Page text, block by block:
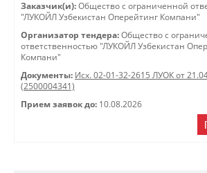
Заказчик(и): Общество с ограниченной
"ЛУКОЙЛ Узбекистан Оперейтинг Компани"
Организатор тендера: Общество с
ответственностью "ЛУКОЙЛ Узбекистан
Компани"
Документы: Исх. 02-01-32-2615 ЛУОК от
(2500004341)
Прием заявок до: 10.08.2026